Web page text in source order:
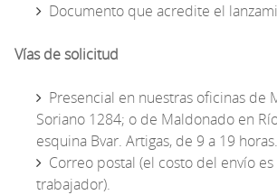
Documento que acredite el
Vías de solicitud
Presencial en nuestras oficinas de
Soriano 1284; o de Maldonado en
esquina Bvar. Artigas, de 9 a 19 horas.
Correo postal (el costo del envío
trabajador).